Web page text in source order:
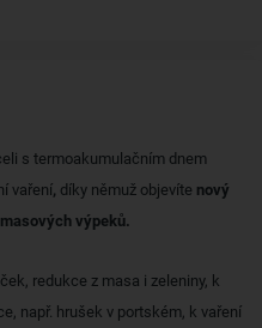
s termoakumulačním dnem
vaření, díky němuž objevíte nový
výpeků.
redukce z masa i zeleniny, k
např. hrušek v portském, k vaření